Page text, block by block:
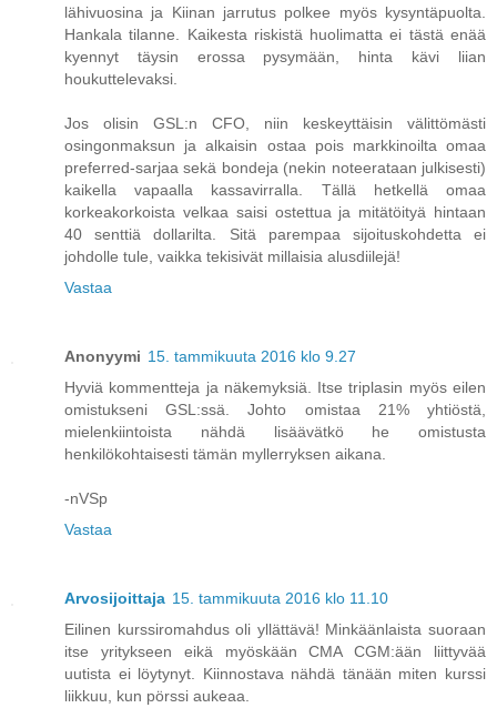
lähivuosina ja Kiinan jarrutus polkee myös kysyntäpuolta.
Hankala tilanne. Kaikesta riskistä huolimatta ei tästä enää
kyennyt täysin erossa pysymään, hinta kävi liian
houkuttelevaksi.
Jos olisin GSL:n CFO, niin keskeyttäisin välittömästi
osingonmaksun ja alkaisin ostaa pois markkinoilta omaa
preferred-sarjaa sekä bondeja (nekin noteerataan julkisesti)
kaikella vapaalla kassavirralla. Tällä hetkellä omaa
korkeakorkoista velkaa saisi ostettua ja mitätöityä hintaan
40 senttiä dollarilta. Sitä parempaa sijoituskohdetta ei
johdolle tule, vaikka tekisivät millaisia alusdiilejä!
Vastaa
Anonyymi 15. tammikuuta 2016 klo 9.27
Hyviä kommentteja ja näkemyksiä. Itse triplasin myös eilen
omistukseni GSL:ssä. Johto omistaa 21% yhtiöstä,
mielenkiintoista nähdä lisäävätkö he omistusta
henkilökohtaisesti tämän myllerryksen aikana.
-nVSp
Vastaa
Arvosijoittaja 15. tammikuuta 2016 klo 11.10
Eilinen kurssiromahdus oli yllättävä! Minkäänlaista suoraan
itse yritykseen eikä myöskään CMA CGM:ään liittyvää
uutista ei löytynyt. Kiinnostava nähdä tänään miten kurssi
liikkuu, kun pörssi aukeaa.